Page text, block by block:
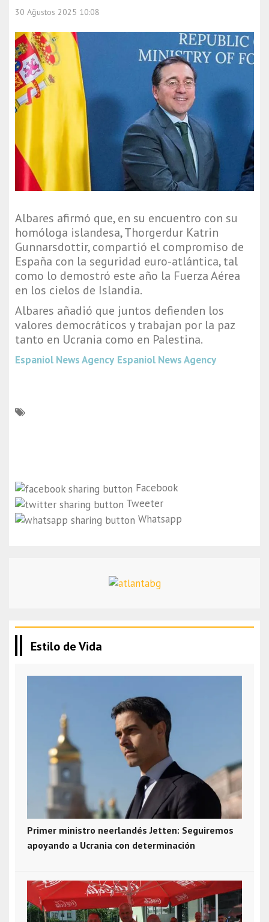
30 Ağustos 2025 10:08
Albares afirmó que, en su encuentro con su
homóloga islandesa, Thorgerdur Katrin
Gunnarsdottir, compartió el compromiso de
España con la seguridad euro-atlántica, tal
como lo demostró este año la Fuerza Aérea
en los cielos de Islandia.
Albares añadió que juntos defienden los
valores democráticos y trabajan por la paz
tanto en Ucrania como en Palestina.
Espaniol News Agency Espaniol News Agency
Facebook
Tweeter
Whatsapp
Estilo de Vida
Primer ministro neerlandés Jetten: Seguiremos
apoyando a Ucrania con determinación